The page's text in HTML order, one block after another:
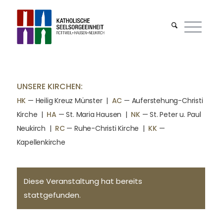
UNSERE KIRCHEN:
HK — Heilig Kreuz Münster | AC — Auferstehung-Christi
Kirche | HA — St. Maria Hausen | NK— St. Peter u. Paul
Neukirch | RC— Ruhe-Christi Kirche | KK—
Kapellenkirche
Diese Veranstaltung hat bereits
stattgefunden.